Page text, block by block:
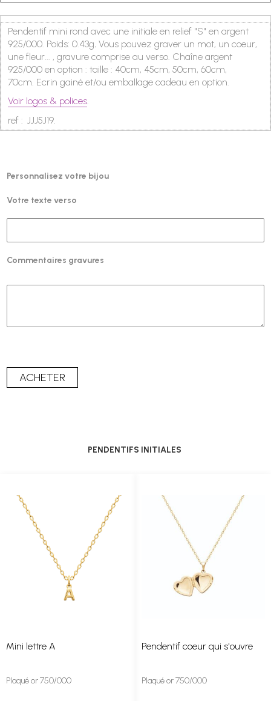
Pendentif mini rond avec une initiale en relief "S" en argent
925/000. Poids: 0.43g Vous pouvez graver un mot, un coeur,
une fleur... , gravure compriseau verso . Chaîneargent
925/000en option : taille : 40cm, 45cm, 50cm, 60cm,
70cm. Ecrin gainé et/ou emballage cadeau enoption.
Voir logos & polices.
ref : JJJ5J19
Personnalisez votre bijou
Votre texte verso
Commentaires gravures
PENDENTIFS INITIALES
Mini lettre A
Plaqué or 750/000
Pendentif coeur qui s'ouvre
Plaqué or 750/000